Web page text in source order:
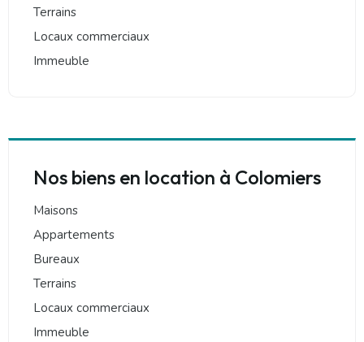
Terrains
Locaux commerciaux
Immeuble
Nos biens en location à Colomiers
Maisons
Appartements
Bureaux
Terrains
Locaux commerciaux
Immeuble